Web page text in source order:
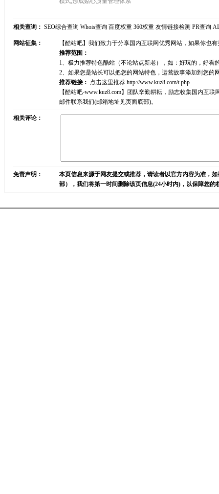
相关查询： SEO综合查询 Whois查询 百度权重 360权重 友情链接检测 PR查询
网站征集：
【酷站吧】我们致力于分享国内互联网优秀网站，如果你也
推荐范围：
1、极力推荐特色酷站（不论站点新老），如：好玩的，好
2、如果您是站长可以把您的网站特色，运营故事添加到您
推荐链接： 点击这里推荐 http://www.kuz8.com/t.php
【酷站吧-www.kuz8.com】团队辛勤耕耘，励志收集国内互
邮件联系我们(邮箱地址见页面底部)。
相关评论：
免责声明：
本页信息来源于网友提交或推荐，请读者以官方内容为准，
部），我们将第一时间删除该页信息(24小时内)，以保障您的